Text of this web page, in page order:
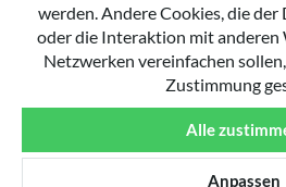
werden. Andere Cookies, die
oder die Interaktion mit anderen
Netzwerken vereinfachen
Zustimmung